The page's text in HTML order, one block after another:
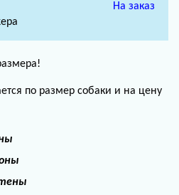
На заказ
по размер собаки и на цену